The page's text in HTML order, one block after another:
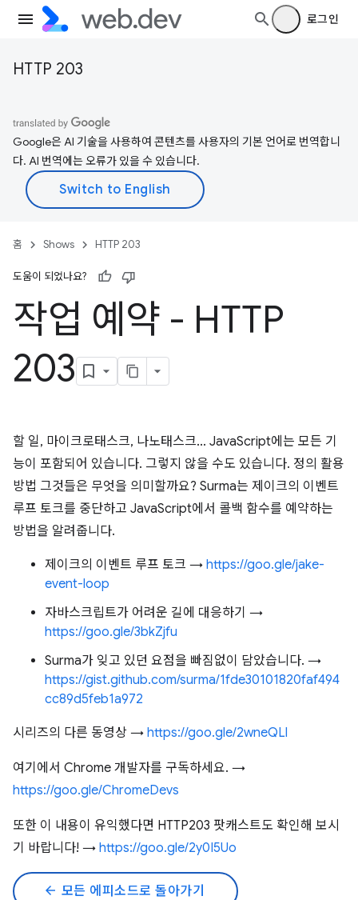
로그인
HTTP 203
Google은 AI 기술을 사용하여 콘텐츠를 사용자의 기본 언어로 번역합니
다. AI 번역에는 오류가 있을 수 있습니다.
홈 Shows HTTP 203
도움이 되었나요?
작업 예약 - HTTP
203
할 일, 마이크로태스크, 나노태스크... JavaScript에는 모든 기
능이 포함되어 있습니다. 그렇지 않을 수도 있습니다. 정의 활용
방법 그것들은 무엇을 의미할까요? Surma는 제이크의 이벤트
루프 토크를 중단하고 JavaScript에서 콜백 함수를 예약하는
방법을 알려줍니다.
제이크의 이벤트 루프 토크 → https://goo.gle/jake-
event-loop
자바스크립트가 어려운 길에 대응하기 →
https://goo.gle/3bkZjfu
Surma가 잊고 있던 요점을 빠짐없이 담았습니다. →
https://gist.github.com/surma/1fde30101820faf494
cc89d5feb1a972
시리즈의 다른 동영상 → https://goo.gle/2wneQLl
여기에서 Chrome 개발자를 구독하세요. →
https://goo.gle/ChromeDevs
또한 이 내용이 유익했다면 HTTP203 팟캐스트도 확인해 보시
기 바랍니다! → https://goo.gle/2y0I5Uo
arrow_back 모든 에피소드로 돌아가기